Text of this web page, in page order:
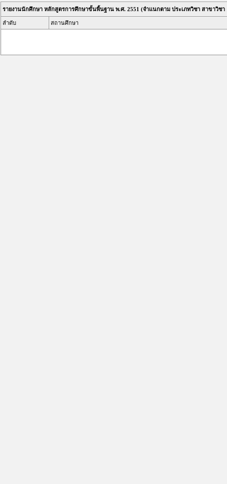
รายงานนักศึกษา หลักสูตรการศึกษาขั้นพื้นฐาน พ.ศ. 2551 (จำแนกตาม ประเภทวิชา สาขาวิช
ลำดับ สถานศึกษา